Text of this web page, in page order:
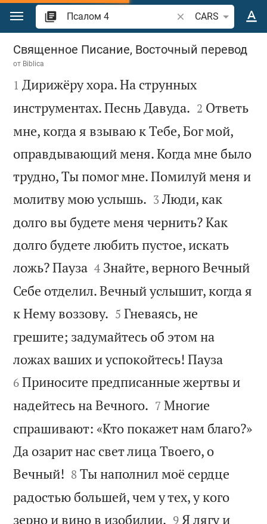
Перейти к содержанию
Поиск по отрывку
CARS
Псалом 4
Священное Писание, Восточный перевод
от Biblica

1 Дирижёру хора. На струнных
инструментах. Песнь Давуда. 

2 Ответь
мне, когда я взываю к Тебе, Бог мой,
оправдывающий меня. Когда мне было
трудно, Ты помог мне. Помилуй меня и
молитву мою услышь. 

3 Люди, как
долго вы будете меня чернить? Как
долго будете любить пустое, искать
ложь? Пауза 

4 Знайте, верного Вечный
Себе отделил. Вечный услышит, когда я
к Нему воззову. 

5 Гневаясь, не
грешите; задумайтесь об этом на
ложах ваших и успокойтесь! Пауза
6 Приносите предписанные жертвы и
надейтесь на Вечного. 

7 Многие
спрашивают: «Кто покажет нам благо?»
Да озарит нас свет лица Твоего, о
Вечный! 

8 Ты наполнил моё сердце
радостью большей, чем у тех, у кого
зерно и вино в изобилии. 

9 Я лягу и